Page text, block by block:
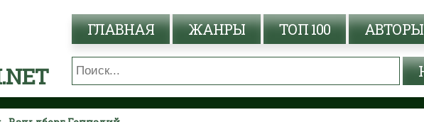
ГЛАВНАЯ ЖАНРЫ ТОП 100 АВТОРЫ